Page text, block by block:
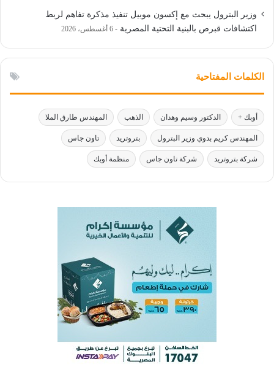
وزير البترول يبحث مع إكسون موبيل تنفيذ مذكرة تفاهم لربط
اكتشافات قبرص بالبنية التحتية المصرية
6 أغسطس، 2026
الكلمات المفتاحية
أوبك + الدكتور وسيم وهدان الذهب المهندس طارق الملا
المهندس كريم بدوي وزير البترول بتروتريد تاون جاس
شركة بتروتريد شركة تاون جاس منظمة أوبك